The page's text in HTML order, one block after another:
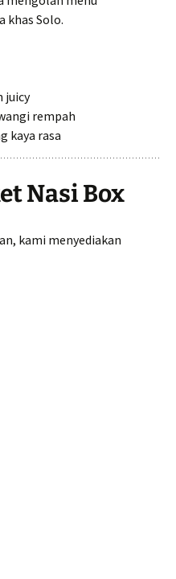
khas Solo.
juicy
rempah
kaya rasa
Nasi Box
kami menyediakan